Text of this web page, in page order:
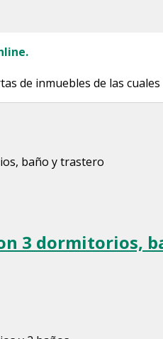
de inmuebles de las
3 dormitorios,